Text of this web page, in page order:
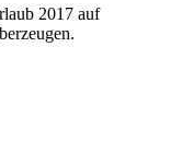
2017 auf